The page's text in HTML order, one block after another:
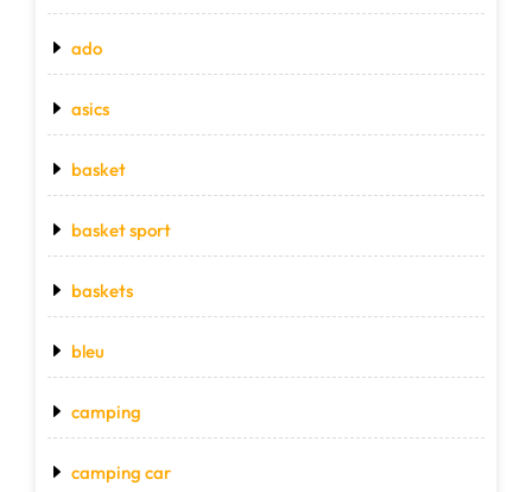
ado
asics
basket
basket sport
baskets
bleu
camping
camping car